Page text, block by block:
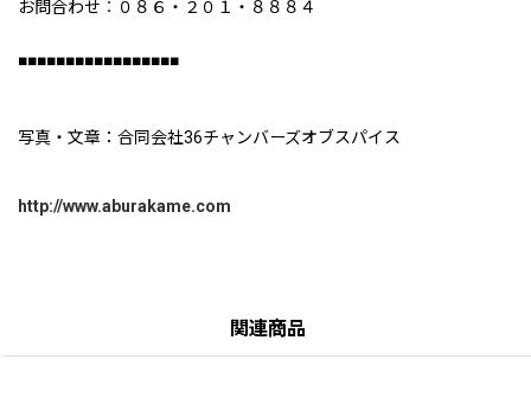
お問合わせ︰０８６・２０１・８８８４
■■■■■■■■■■■■■■■■■
写真・文章：合同会社36チャンバーズオブスパイス
http://www.aburakame.com
関連商品